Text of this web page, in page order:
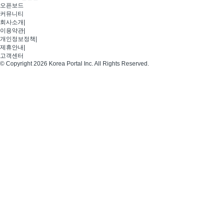
오픈보드
커뮤니티
회사소개
이용약관
개인정보정책
제휴안내
고객센터
© Copyright 2026 Korea Portal Inc. All Rights Reserved.